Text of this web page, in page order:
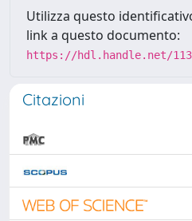
Utilizza questo
link a questo documento:
https://hdl.handle.net/
Citazioni